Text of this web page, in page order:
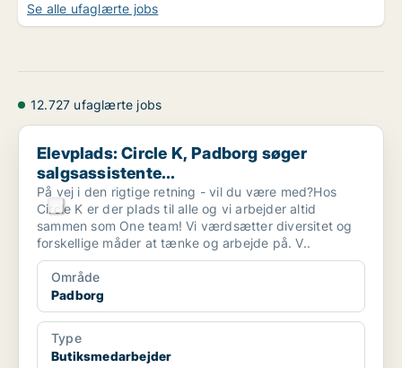
Se alle ufaglærte jobs
12.727 ufaglærte jobs
Elevplads: Circle K, Padborg søger salgsassistente...
Elevplads: Circle K, Padborg søger
salgsassistente...
På vej i den rigtige retning - vil du være med?Hos
Circle K er der plads til alle og vi arbejder altid
sammen som One team! Vi værdsætter diversitet og
forskellige måder at tænke og arbejde på. V..
Område
Padborg
Type
Butiksmedarbejder